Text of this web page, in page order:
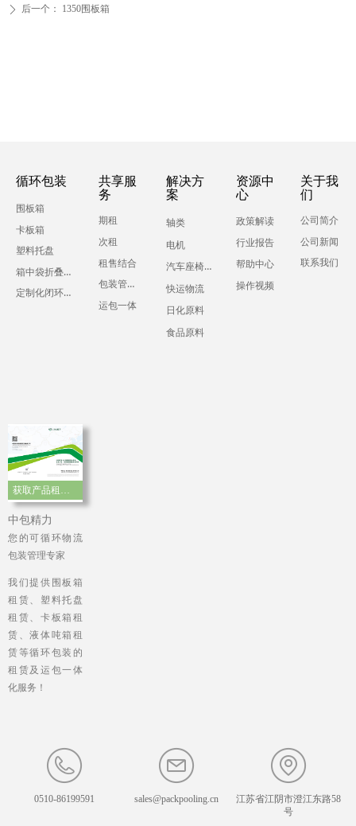
ꄲ 后一个： 1350围板箱
循环包装
围板箱
卡板箱
塑料托盘
箱中袋折叠液体吨箱
定制化闭环运输包装
共享服
务
期租
次租
租售结合
包装管理服务
运包一体
解决方
案
轴类
电机
汽车座椅零部件
快运物流
日化原料
食品原料
资源中
心
政策解读
行业报告
帮助中心
操作视频
获取产品租赁手册
中包精力
您的可循环物流
包装管理专家
我们提供围板箱
租赁、塑料托盘
租赁、卡板箱租
赁、液体吨箱租
赁等循环包装的
租赁及运包一体
化服务！
关于我
们
公司简介
公司新闻
联系我们
0510-86199591 sales@packpooling.cn
江苏省江阴市澄江东路58
号